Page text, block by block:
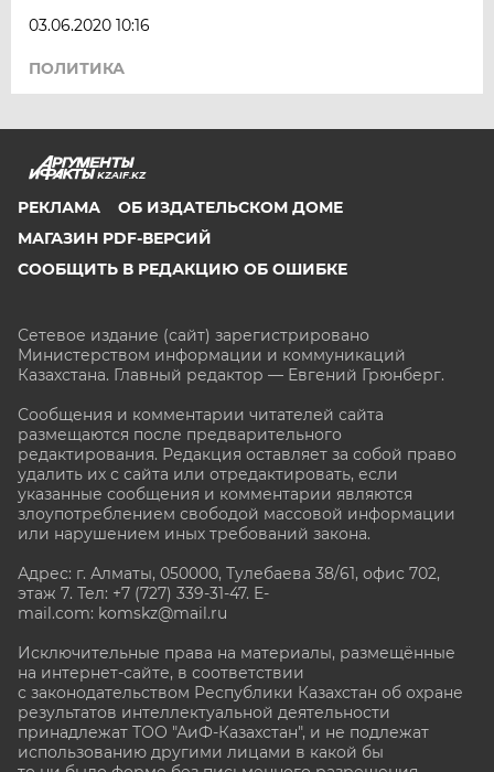
03.06.2020 10:16
ПОЛИТИКА
KZAIF.KZ
РЕКЛАМА
ОБ ИЗДАТЕЛЬСКОМ ДОМЕ
МАГАЗИН PDF-ВЕРСИЙ
СООБЩИТЬ В РЕДАКЦИЮ ОБ ОШИБКЕ
Сетевое издание (сайт) зарегистрировано
Министерством информации и коммуникаций
Казахстана. Главный редактор — Евгений Грюнберг.
Сообщения и комментарии читателей сайта
размещаются после предварительного
редактирования. Редакция оставляет за собой право
удалить их с сайта или отредактировать, если
указанные сообщения и комментарии являются
злоупотреблением свободой массовой информации
или нарушением иных требований закона.
Адрес: г. Алматы, 050000, Тулебаева 38/61, офис 702,
этаж 7. Тел: +7 (727) 339-31-47. E-
mail.com: komskz@mail.ru
Исключительные права на материалы, размещённые
на интернет-сайте, в соответствии
с законодательством Республики Казахстан об охране
результатов интеллектуальной деятельности
принадлежат ТОО "АиФ-Казахстан", и не подлежат
использованию другими лицами в какой бы